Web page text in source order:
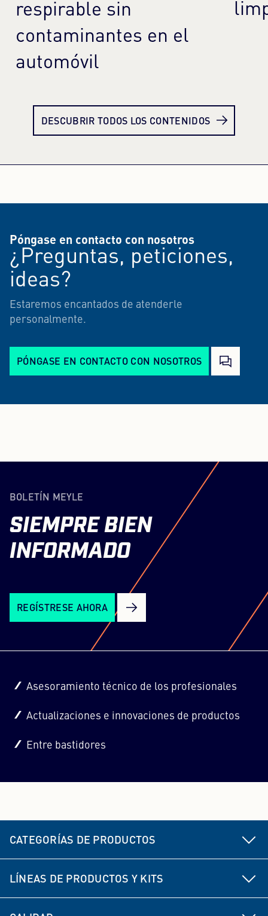
respirable sin
contaminantes en el
automóvil
DESCUBRIR TODOS LOS CONTENIDOS
Póngase en contacto con nosotros
¿Preguntas, peticiones,
ideas?
Estaremos encantados de atenderle
personalmente.
PÓNGASE EN CONTACTO CON NOSOTROS
BOLETÍN MEYLE
SIEMPRE BIEN
INFORMADO
REGÍSTRESE AHORA
Asesoramiento técnico de los profesionales
Actualizaciones e innovaciones de productos
Entre bastidores
CATEGORÍAS DE PRODUCTOS
LÍNEAS DE PRODUCTOS Y KITS